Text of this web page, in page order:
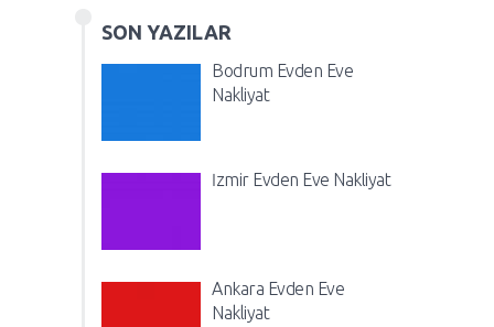
SON YAZILAR
Bodrum Evden Eve
Nakliyat
İzmir Evden Eve Nakliyat
Ankara Evden Eve
Nakliyat